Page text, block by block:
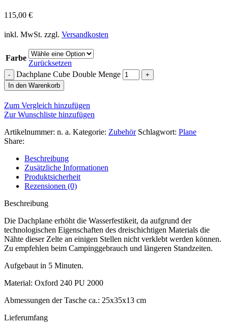
115,00 €
inkl. MwSt. zzgl. Versandkosten
Farbe
Zurücksetzen
Dachplane Cube Double Menge
In den Warenkorb
Zum Vergleich hinzufügen
Zur Wunschliste hinzufügen
Artikelnummer: n. a. Kategorie: Zubehör Schlagwort: Plane
Share:
Beschreibung
Zusätzliche Informationen
Produktsicherheit
Rezensionen (0)
Beschreibung
Die Dachplane erhöht die Wasserfestikeit, da aufgrund der
technologischen Eigenschaften des dreischichtigen Materials die
Nähte dieser Zelte an einigen Stellen nicht verklebt werden können.
Zu empfehlen beim Campinggebrauch und längeren Standzeiten.
Aufgebaut in 5 Minuten.
Material: Oxford 240 PU 2000
Abmessungen der Tasche ca.: 25x35x13 cm
Lieferumfang